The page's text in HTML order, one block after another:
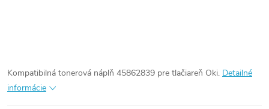
Kompatibilná tonerová náplň 45862839 pre tlačiareň Oki. Detailné
informácie